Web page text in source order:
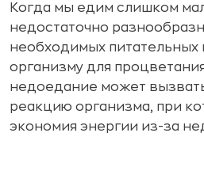
Когда мы едим слишком
недостаточно
необходимых
организму для
недоедание может
реакцию организма, при
экономия энергии из-за